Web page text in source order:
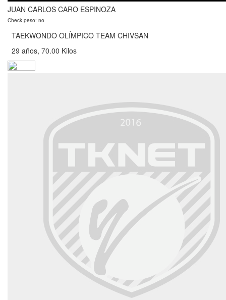
JUAN CARLOS CARO ESPINOZA
Check peso: no
TAEKWONDO OLÍMPICO TEAM CHIVSAN
29 años, 70.00 Kilos